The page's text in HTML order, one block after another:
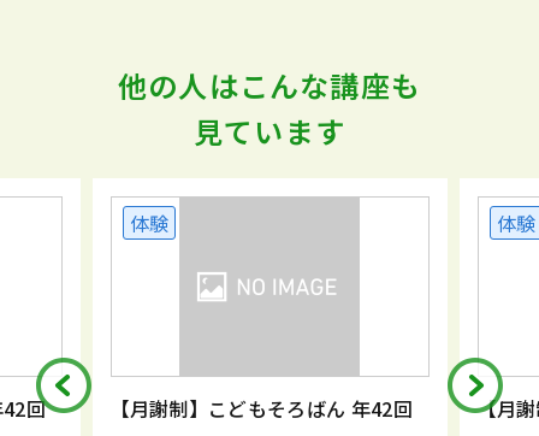
他の人はこんな講座も
見ています
回
体験
【月謝制】こどもそろばん 年42回
体験
【月